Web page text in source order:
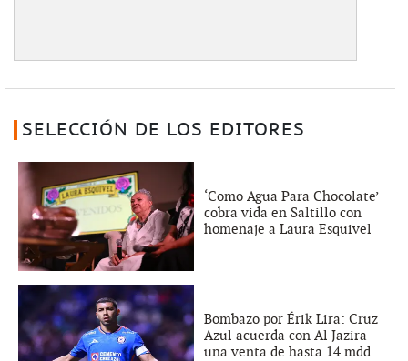
SELECCIÓN DE LOS EDITORES
‘Como Agua Para Chocolate’
cobra vida en Saltillo con
homenaje a Laura Esquivel
Bombazo por Érik Lira: Cruz
Azul acuerda con Al Jazira
una venta de hasta 14 mdd